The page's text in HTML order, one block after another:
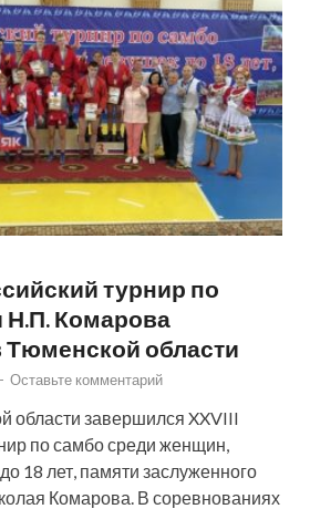
турнир по
Н.П. Комарова
области
- Оставьте комментарий
области завершился XXVIII
по самбо среди женщин,
18 лет, памяти заслуженного
Комарова. В соревнованиях